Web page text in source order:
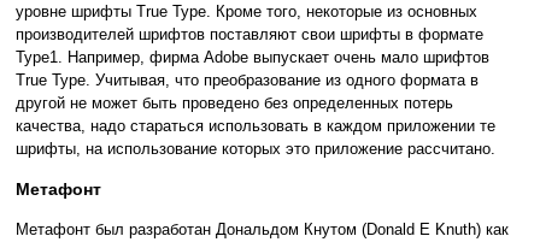
уровне шрифты True Type. Кроме того, некоторые из основных
производителей шрифтов поставляют свои шрифты в формате
Type1. Например, фирма Adobe выпускает очень мало шрифтов
True Type. Учитывая, что преобразование из одного формата в
другой не может быть проведено без определенных потерь
качества, надо стараться использовать в каждом приложении те
шрифты, на использование которых это приложение рассчитано.
Метафонт
Метафонт был разработан Дональдом Кнутом (Donald E Knuth) как